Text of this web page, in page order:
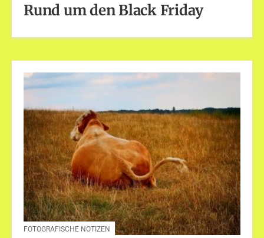
Rund um den Black Friday
FOTOGRAFISCHE NOTIZEN